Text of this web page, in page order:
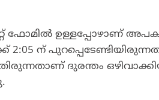
ഫോമിൽ ഉള്ളപ്പോഴാണ്
2:05 ന്
ദുരന്തം